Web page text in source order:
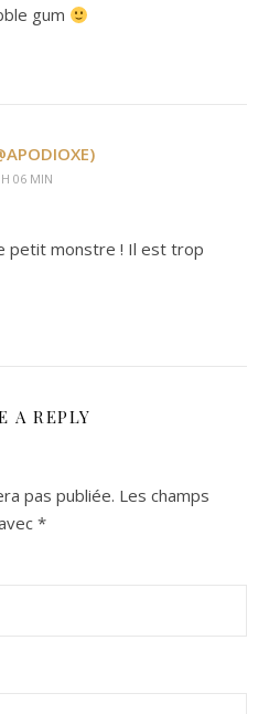
gum
06 MIN
petit monstre ! Il est trop
A REPLY
pas publiée. Les champs
*